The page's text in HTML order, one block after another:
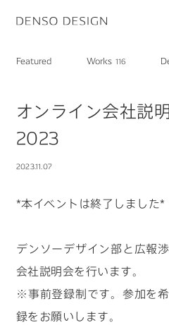
JP EN
Topics
Works
Designers
Activities
About
Join
プラ
Featured Works 116
オンライン会社説
2023
2023.11.07
*本イベントは終了しました*
デンソーデザイン部と広報
会社説明会を行います。
※事前登録制です。参加を
録をお願いします。